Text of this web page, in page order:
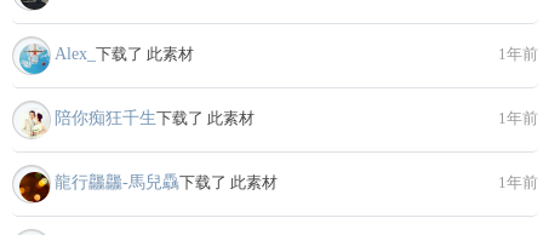
Alex_ 下载了 此素材 1年前
陪你痴狂千生下载了 此素材 1年前
龍行龘龘-馬兒驫下载了 此素材 1年前